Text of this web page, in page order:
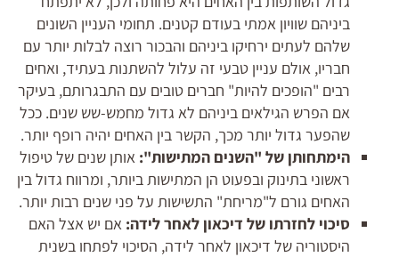
ביניהם שוויון אמתי בעודם קטנים. תחומי העניין השונים
שלהם לעתים ירחיקו ביניהם והבכור רוצה לבלות יותר עם
חבריו, אולם עניין טבעי זה עלול להשתנות בעתיד, ואחים
רבים "הופכים להיות" חברים טובים עם התבגרותם, בעיקר
אם הפרש הגילאים ביניהם לא גדול מחמש-שש שנים. ככל
שהפער גדול יותר מכך, הקשר בין האחים יהיה רופף יותר.
הימתחותן של "השנים המתישות": אותן שנים של טיפול
ראשוני בתינוק ובפעוט הן המתישות ביותר, ומרווח גדול בין
האחים גורם ל"מריחת" התשישות על פני שנים רבות יותר.
סיכוי לחזרתו של דיכאון לאחר לידה: אם יש אצל האם
היסטוריה של דיכאון לאחר לידה, הסיכוי לפתחו בשנית